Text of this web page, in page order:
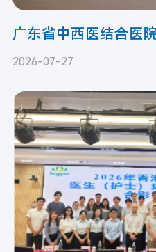
广东省中西医结合医
2026-07-27